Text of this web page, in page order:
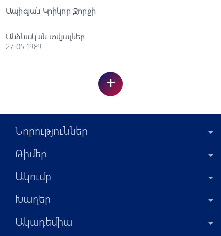
Ապիգյան Կրիկոր Ջորջի
Անձնական տվյալներ
27.05.1989
+
Նորություններ
Թիմեր
Ակումբ
Խաղեր
Ակադեմիա